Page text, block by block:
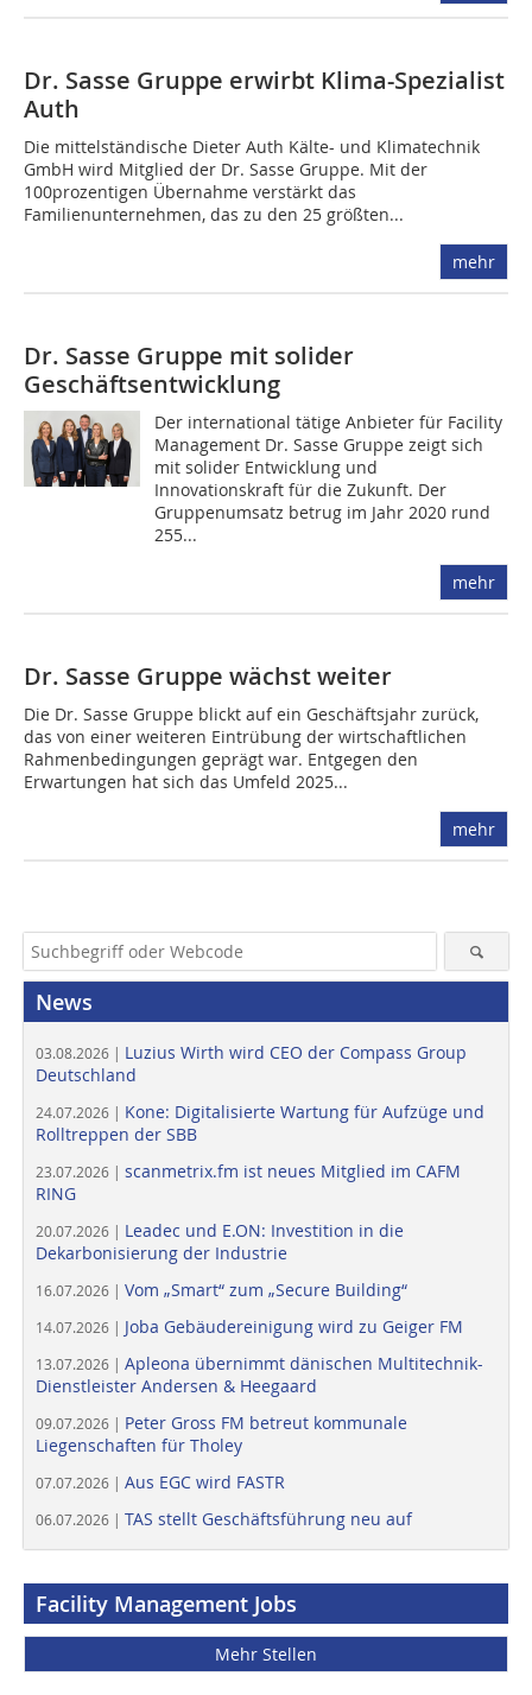
Dr. Sasse Gruppe erwirbt Klima-Spezialist
Auth
Die mittelständische Dieter Auth Kälte- und Klimatechnik
GmbH wird Mitglied der Dr. Sasse Gruppe. Mit der
100prozentigen Übernahme verstärkt das
Familienunternehmen, das zu den 25 größten...
mehr
Dr. Sasse Gruppe mit solider
Geschäftsentwicklung
Der international tätige Anbieter für Facility
Management Dr. Sasse Gruppe zeigt sich
mit solider Entwicklung und
Innovationskraft für die Zukunft. Der
Gruppenumsatz betrug im Jahr 2020 rund
255...
mehr
Dr. Sasse Gruppe wächst weiter
Die Dr. Sasse Gruppe blickt auf ein Geschäftsjahr zurück,
das von einer weiteren Eintrübung der wirtschaftlichen
Rahmenbedingungen geprägt war. Entgegen den
Erwartungen hat sich das Umfeld 2025...
mehr
News
03.08.2026 | Luzius Wirth wird CEO der Compass Group
Deutschland
24.07.2026 | Kone: Digitalisierte Wartung für Aufzüge und
Rolltreppen der SBB
23.07.2026 | scanmetrix.fm ist neues Mitglied im CAFM
RING
20.07.2026 | Leadec und E.ON: Investition in die
Dekarbonisierung der Industrie
16.07.2026 | Vom „Smart“ zum „Secure Building“
14.07.2026 | Joba Gebäudereinigung wird zu Geiger FM
13.07.2026 | Apleona übernimmt dänischen Multitechnik-
Dienstleister Andersen & Heegaard
09.07.2026 | Peter Gross FM betreut kommunale
Liegenschaften für Tholey
07.07.2026 | Aus EGC wird FASTR
06.07.2026 | TAS stellt Geschäftsführung neu auf
Facility Management Jobs
Mehr Stellen